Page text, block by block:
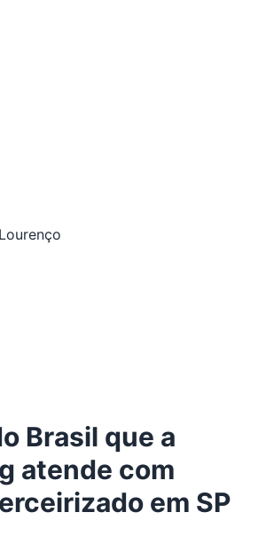
Brasil que a
atende com
em SP